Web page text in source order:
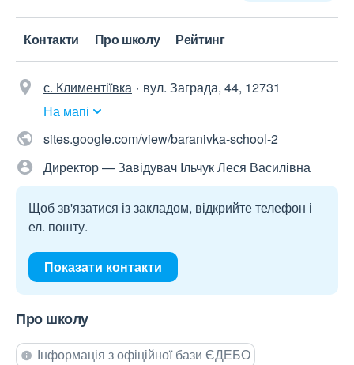
Контакти Про школу Рейтинг
с. Климентіївка
вул. Заграда, 44, 12731
На мапі
sites.google.com/view/baranivka-school-2
Директор — Завідувач Ільчук Леся Василівна
Щоб зв'язатися із закладом, відкрийте телефон і
ел. пошту.
Показати контакти
Про школу
Інформація з офіційної бази ЄДЕБО